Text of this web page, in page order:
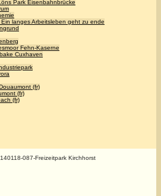
Park Eisenbahnbrücke
langes Arbeitsleben geht zu ende
Fehn-Kaserne
Cuxhaven
(fr)
(fr)
(fr)
140118-087-Freizeitpark Kirchhorst